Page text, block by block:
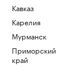
Кавказ
Карелия
Мурманск
Приморский
край